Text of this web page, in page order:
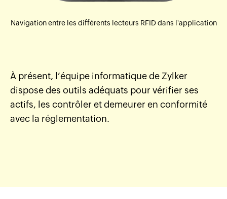
Navigation entre les différents lecteurs RFID dans l'application
À présent, l’équipe informatique de Zylker
dispose des outils adéquats pour vérifier ses
actifs, les contrôler et demeurer en conformité
avec la réglementation.